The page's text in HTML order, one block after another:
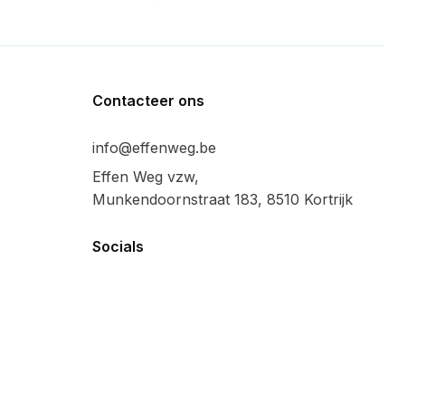
Contacteer ons
info@effenweg.be
Effen Weg vzw,
Munkendoornstraat 183, 8510 Kortrijk
Socials